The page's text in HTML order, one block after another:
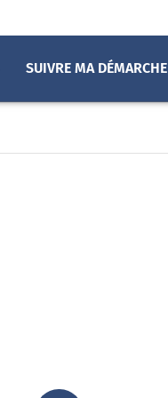
SUIVRE MA DÉMARCHE